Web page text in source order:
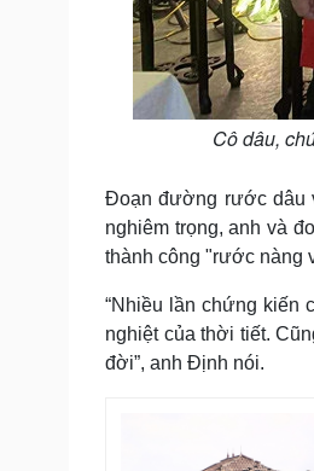
Cô dâu,
Đoạn đường rước dâu
nghiêm trọng, anh và
thành công "rước nàng
“Nhiều lần chứng kiến
nghiệt của thời tiết.
đời”, anh Định nói.